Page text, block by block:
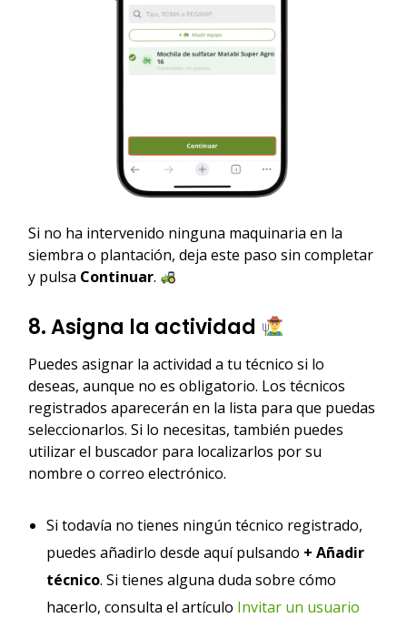
Si no ha intervenido ninguna maquinaria en la
siembra o plantación, deja este paso sin completar
y pulsa Continuar.
8. Asigna la actividad
Puedes asignar la actividad a tu técnico si lo
deseas, aunque no es obligatorio. Los técnicos
registrados aparecerán en la lista para que puedas
seleccionarlos. Si lo necesitas, también puedes
utilizar el buscador para localizarlos por su
nombre o correo electrónico.
Si todavía no tienes ningún técnico registrado,
puedes añadirlo desde aquí pulsando + Añadir
técnico. Si tienes alguna duda sobre cómo
hacerlo, consulta el artículo Invitar un usuario